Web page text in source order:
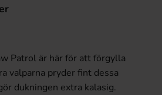
Patrol är här för att förgylla
valparna pryder fint dessa
dukningen extra kalasig.